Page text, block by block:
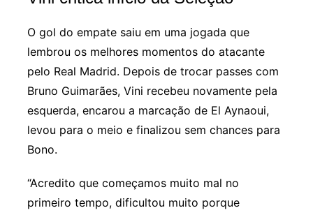
O gol do empate saiu em uma jogada que
lembrou os melhores momentos do atacante
pelo Real Madrid. Depois de trocar passes com
Bruno Guimarães, Vini recebeu novamente pela
esquerda, encarou a marcação de El Aynaoui,
levou para o meio e finalizou sem chances para
Bono.
“Acredito que começamos muito mal no
primeiro tempo, dificultou muito porque